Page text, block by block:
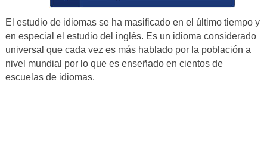
El estudio de idiomas se ha masificado en el último tiempo y
en especial el estudio del inglés. Es un idioma considerado
universal que cada vez es más hablado por la población a
nivel mundial por lo que es enseñado en cientos de
escuelas de idiomas.